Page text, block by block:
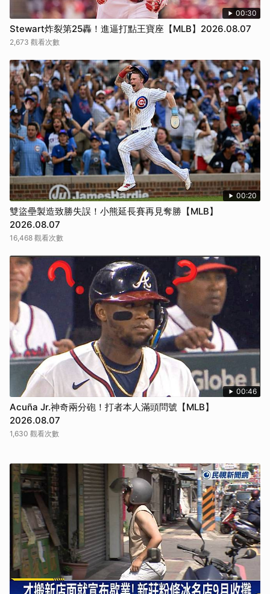
00:30
Stewart炸裂第25轟！進逼打點王寶座【MLB】2026.08.07
2,673 觀看次數
00:20
雙盜壘製造致勝失誤！小熊延長賽再見奪勝【MLB】
2026.08.07
16,468 觀看次數
00:46
Acuña Jr.神奇兩分砲！打者本人滿頭問號【MLB】
2026.08.07
1,630 觀看次數